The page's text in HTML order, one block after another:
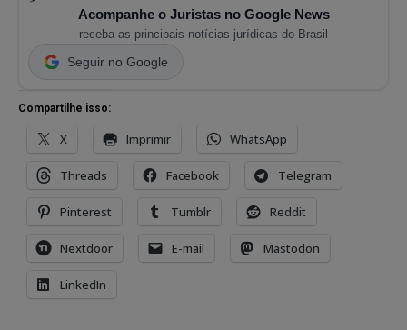
Acompanhe o Juristas no Google News
receba as principais notícias jurídicas do Brasil
Seguir no Google
Compartilhe isso:
X Imprimir WhatsApp
Threads Facebook Telegram
Pinterest Tumblr Reddit
Nextdoor E-mail Mastodon
LinkedIn